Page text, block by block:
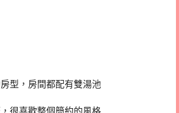
型，房間都配有雙湯池